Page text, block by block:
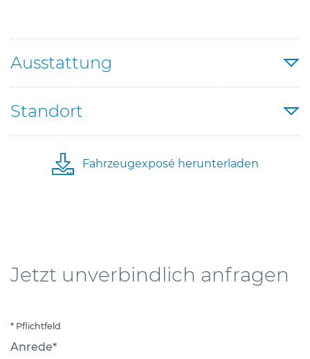
Ausstattung
Standort
Fahrzeugexposé herunterladen
Jetzt unverbindlich anfragen
* Pflichtfeld
Anrede*